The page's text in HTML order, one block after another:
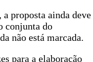
proposta ainda deve
conjunta do
não está marcada.
para a elaboração